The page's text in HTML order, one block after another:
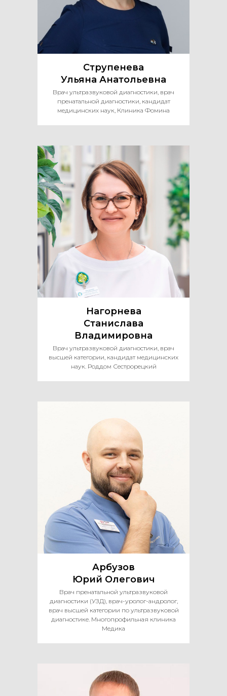
Струпенева
Ульяна Анатольевна
Врач ультразвуковой диагностики, врач
пренатальной диагностики, кандидат
медицинских наук, Клиника Фомина
Нагорнева
Станислава
Владимировна
Врач ультразвуковой диагностики, врач
высшей категории, кандидат медицинских
наук. Роддом Сестрорецкий
Арбузов
Юрий Олегович
Врач пренатальной ультразвуковой
диагностики (УЗД), врач-уролог-андролог,
врач высшей категории по ультразвуковой
диагностике. Многопрофильная клиника
Медика